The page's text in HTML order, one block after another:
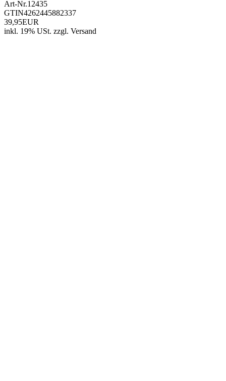
Art-Nr.12435
GTIN4262445882337
39,95EUR
inkl. 19% USt. zzgl. Versand